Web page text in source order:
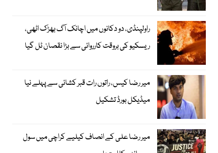
راولپنڈی، دو دکانوں میں اچانک آگ بھڑک اٹھی،
ریسکیو کی بروقت کارروائی سے بڑا نقصان ٹل گیا
میر رضا کیس، راتوں رات قبر کشائی سے پہلے نیا
میڈیکل بورڈ تشکیل
میر رضا علی کے انصاف کیلیے کراچی میں سول